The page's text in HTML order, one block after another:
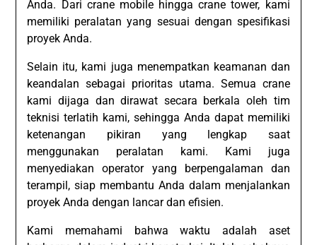
Anda. Dari crane mobile hingga crane tower, kami
memiliki peralatan yang sesuai dengan spesifikasi
proyek Anda.
Selain itu, kami juga menempatkan keamanan dan
keandalan sebagai prioritas utama. Semua crane
kami dijaga dan dirawat secara berkala oleh tim
teknisi terlatih kami, sehingga Anda dapat memiliki
ketenangan pikiran yang lengkap saat
menggunakan peralatan kami. Kami juga
menyediakan operator yang berpengalaman dan
terampil, siap membantu Anda dalam menjalankan
proyek Anda dengan lancar dan efisien.
Kami memahami bahwa waktu adalah aset